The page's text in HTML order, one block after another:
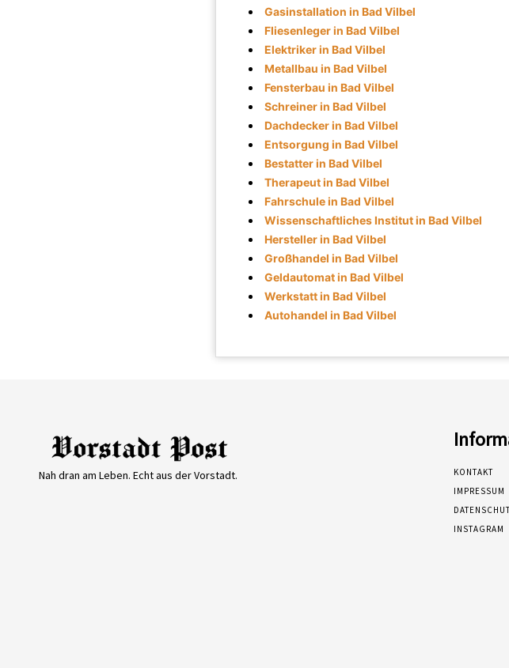
Gasinstallation in Bad Vilbel
Fliesenleger in Bad Vilbel
Elektriker in Bad Vilbel
Metallbau in Bad Vilbel
Fensterbau in Bad Vilbel
Schreiner in Bad Vilbel
Dachdecker in Bad Vilbel
Entsorgung in Bad Vilbel
Bestatter in Bad Vilbel
Therapeut in Bad Vilbel
Fahrschule in Bad Vilbel
Wissenschaftliches Institut in Bad Vilbel
Hersteller in Bad Vilbel
Großhandel in Bad Vilbel
Geldautomat in Bad Vilbel
Werkstatt in Bad Vilbel
Autohandel in Bad Vilbel
Nah dran am Leben. Echt aus der Vorstadt.
KONTAKT
IMPRESSUM
INSTAGRAM